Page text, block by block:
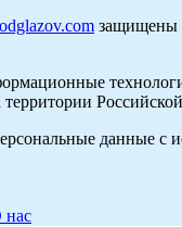
защищены
данные с
нас